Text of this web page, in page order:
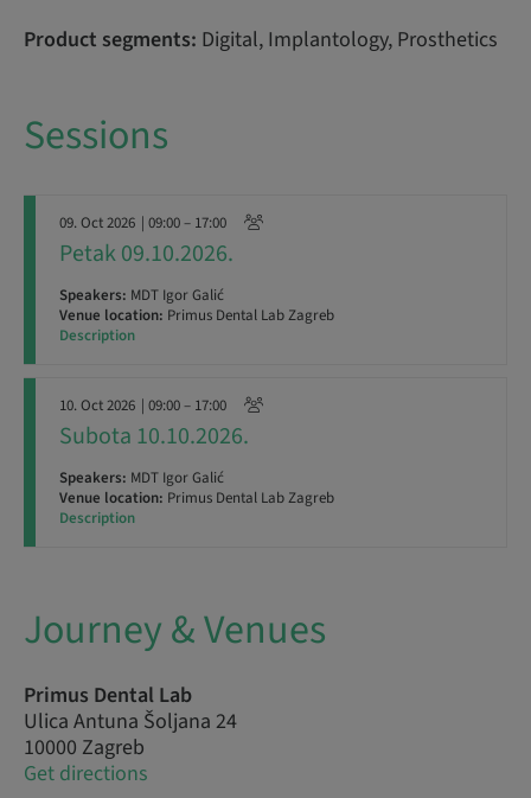
Product segments: Digital, Implantology, Prosthetics
Sessions
09. Oct 2026 | 09:00 – 17:00
Petak 09.10.2026.
Speakers: MDT Igor Galić
Venue location: Primus Dental Lab Zagreb
Description
10. Oct 2026 | 09:00 – 17:00
Subota 10.10.2026.
Speakers: MDT Igor Galić
Venue location: Primus Dental Lab Zagreb
Description
Journey & Venues
Primus Dental Lab
Ulica Antuna Šoljana 24
10000 Zagreb
Get directions